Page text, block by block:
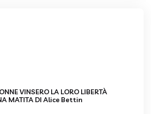
VINSERO LA LORO LIBERTÀ
MATITA DI Alice Bettin